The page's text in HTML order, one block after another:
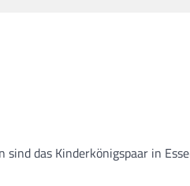
das Kinderkönigspaar in